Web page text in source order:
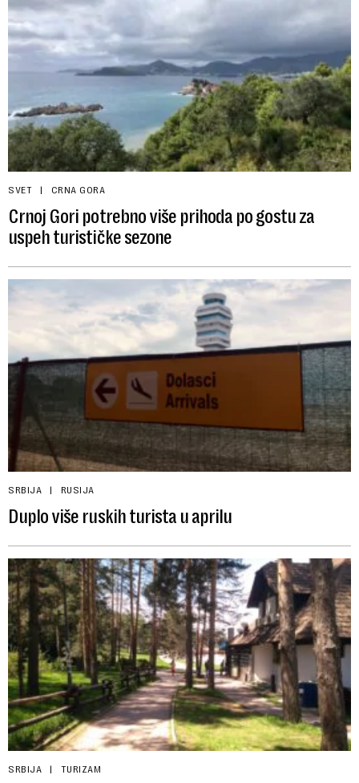
SVET CRNA GORA
Crnoj Gori potrebno više prihoda po gostu za
uspeh turističke sezone
SRBIJA RUSIJA
Duplo više ruskih turista u aprilu
SRBIJA TURIZAM